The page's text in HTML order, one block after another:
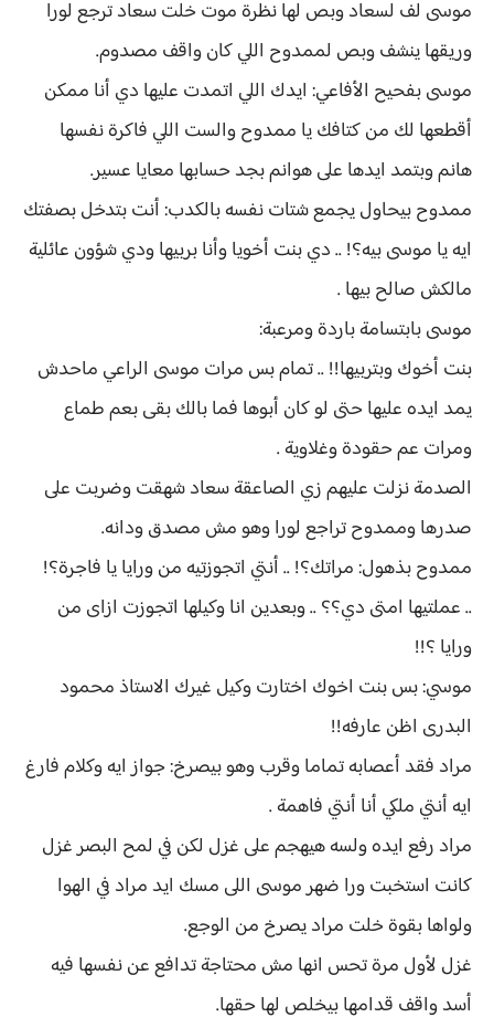
موسى لف لسعاد وبص لها نظرة موت خلت سعاد ترجع لورا
وريقها ينشف وبص لممدوح اللي كان واقف مصدوم.
موسى بفحيح الأفاعي: ايدك اللي اتمدت عليها دي أنا ممكن
أقطعها لك من كتافك يا ممدوح والست اللي فاكرة نفسها
هانم وبتمد ايدها على هوانم بجد حسابها معايا عسير.
ممدوح بيحاول يجمع شتات نفسه بالكدب: أنت بتدخل بصفتك
ايه يا موسى بيه؟! .. دي بنت أخويا وأنا بربيها ودي شؤون عائلية
مالكش صالح بيها .
موسى بابتسامة باردة ومرعبة:
بنت أخوك وبتربيها!! .. تمام بس مرات موسى الراعي ماحدش
يمد ايده عليها حتى لو كان أبوها فما بالك بقى بعم طماع
ومرات عم حقودة وغلاوية .
الصدمة نزلت عليهم زي الصاعقة سعاد شهقت وضربت على
صدرها وممدوح تراجع لورا وهو مش مصدق ودانه.
ممدوح بذهول: مراتك؟! .. أنتي اتجوزتيه من ورايا يا فاجرة؟!
.. عملتيها امتى دي؟؟ .. وبعدين انا وكيلها اتجوزت ازاى من
ورايا ؟!!
موسي: بس بنت اخوك اختارت وكيل غيرك الاستاذ محمود
البدرى اظن عارفه!!
مراد فقد أعصابه تماما وقرب وهو بيصرخ: جواز ايه وكلام فارغ
ايه أنتي ملكي أنا أنتي فاهمة .
مراد رفع ايده ولسه هيهجم على غزل لكن في لمح البصر غزل
كانت استخبت ورا ضهر موسى اللى مسك ايد مراد في الهوا
ولواها بقوة خلت مراد يصرخ من الوجع.
غزل لأول مرة تحس انها مش محتاجة تدافع عن نفسها فيه
أسد واقف قدامها بيخلص لها حقها.